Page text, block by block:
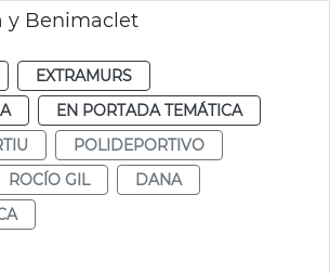
y Benimaclet
EXTRAMURS
EN PORTADA TEMÁTICA
POLIDEPORTIVO
ROCÍO GIL
DANA